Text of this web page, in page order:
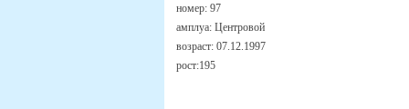
номер: 97
амплуа: Центровой
возраст: 07.12.1997
рост:195